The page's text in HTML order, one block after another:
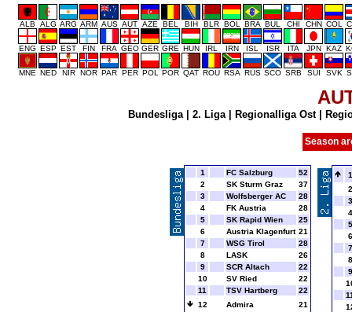
ALB ALG ARG ARM AUS AUT AZE BEL BIH BLR BOL BRA BUL CHI CHN COL
ENG ESP EST FIN FRA GEO GER GRE HUN IRL IRN ISL ISR ITA JPN KAZ
MNE NED NIR NOR PAR PER POL POR QAT ROU RSA RUS SCO SRB SUI SVK
Bundesliga| 2. Liga| Regionalliga Ost|
Season
1 FC Salzburg
52
2
SK Sturm Graz
37
3
Wolfsberger AC
28
4
FK Austria
28
5
SK Rapid Wien
25
6
Austria Klagenfurt 21
7
WSG Tirol
28
8
LASK
26
9
SCR Altach
22
10
SV Ried
22
11
TSV Hartberg
22
12
Admira 21
1
2
3
4
5
6
7
8
9